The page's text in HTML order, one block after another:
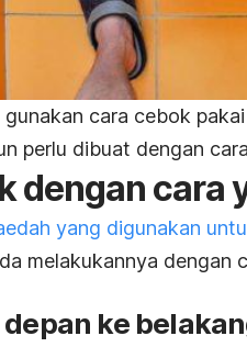
gunakan cara cebok
perlu dibuat dengan
dengan cara
yang digunakan
melakukannya dengan
ke